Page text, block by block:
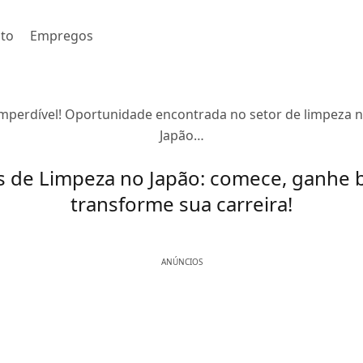
Empregos
Oportunidade encontrada no setor de limpeza
Japão…
de Limpeza no Japão: comece, ganhe
transforme sua carreira!
ANÚNCIOS